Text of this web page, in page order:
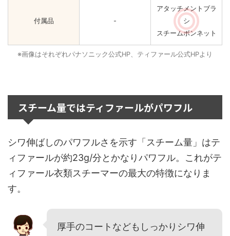
付属品 -
アタッチメントブラ
シ
スチームボンネット
※画像はそれぞれパナソニック公式HP、ティファール公式HPより
スチーム量ではティファールがパワフル
シワ伸ばしのパワフルさを示す「スチーム量」はテ
ィファールが約23g/分とかなりパワフル。これがテ
ィファール衣類スチーマーの最大の特徴になりま
す。
厚手のコートなどもしっかりシワ伸